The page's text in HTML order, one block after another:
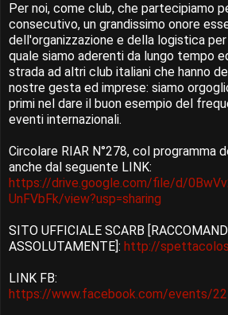
Per noi, come club, che partecipiamo
consecutivo, un grandissimo onore
dell'organizzazione e della logistica
quale siamo aderenti da lungo tempo
strada ad altri club italiani che hanno
nostre gesta ed imprese: siamo
primi nel dare il buon esempio del
eventi internazionali.
Circolare RIAR N°278, col programma
anche dal seguente LINK:
https://drive.google.com/file/d/
UnFVbFk/view?usp=sharing
SITO UFFICIALE SCARB
ASSOLUTAMENTE]: http://
LINK FB:
https://www.facebook.com/events/